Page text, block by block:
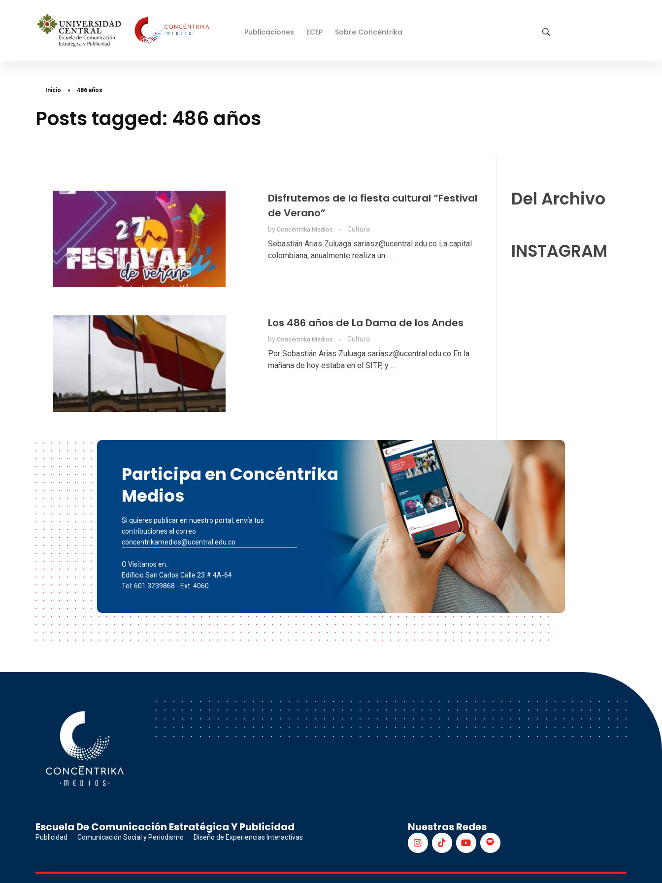
Publicaciones ECEP Sobre Concéntrika
Inicio » 486 años
Posts tagged: 486 años
Disfrutemos de la fiesta cultural “Festival
de Verano”
by Concéntrika Medios Cultura
Sebastián Arias Zuluaga sariasz@ucentral.edu.co La capital
colombiana, anualmente realiza un ...
Los 486 años de La Dama de los Andes
by Concéntrika Medios Cultura
Por Sebastián Arias Zuluaga sariasz@ucentral.edu.co En la
mañana de hoy estaba en el SITP, y ...
Del Archivo
INSTAGRAM
Participa en Concéntrika
Medios
Si quieres publicar en nuestro portal, envía tus
contribuciones al correo
concentrikamedios@ucentral.edu.co
O Visítanos en:
Edificio San Carlos Calle 23 # 4A-64
Tel: 601 3239868 - Ext. 4060
Escuela De Comunicación Estratégica Y Publicidad
Publicidad Comunicación Social y Periodismo Diseño de Experiencias Interactivas
Nuestras Redes